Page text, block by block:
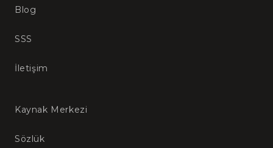
Blog
SSS
İletişim
Kaynak Merkezi
Sözlük